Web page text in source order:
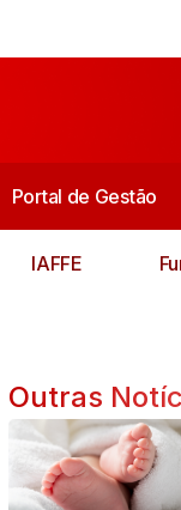
Portal de Gestão
IAFFE
Outras